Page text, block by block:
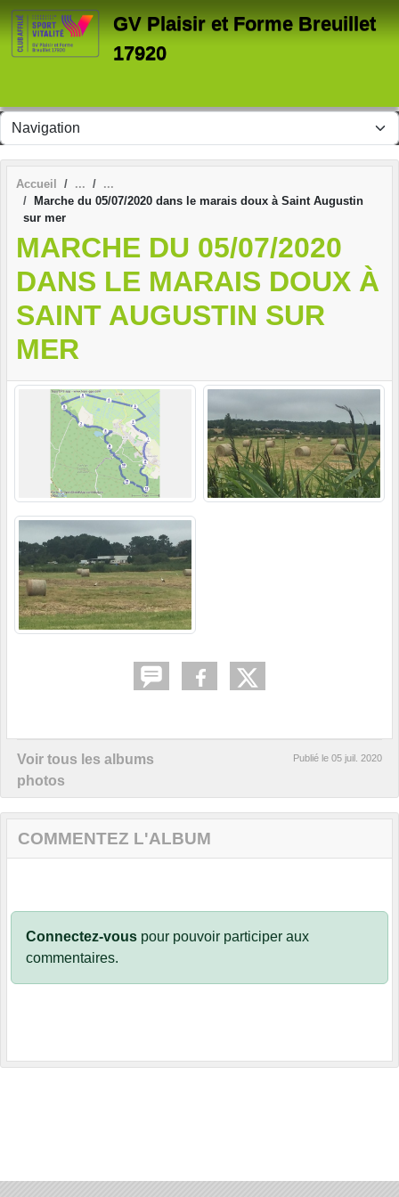
GV Plaisir et Forme Breuillet
17920
Accueil
Marche du 05/07/2020 dans le marais doux à Saint Augustin
sur mer
MARCHE DU 05/07/2020
DANS LE MARAIS DOUX À
SAINT AUGUSTIN SUR
MER
Voir tous les albums
photos
Publié le 05 juil. 2020
COMMENTEZ L'ALBUM
Connectez-vous pour pouvoir participer aux
commentaires.
Panneau de gestion des cookies